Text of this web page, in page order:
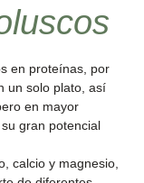
en proteínas, por
un solo plato, así
en mayor
gran potencial
calcio y magnesio,